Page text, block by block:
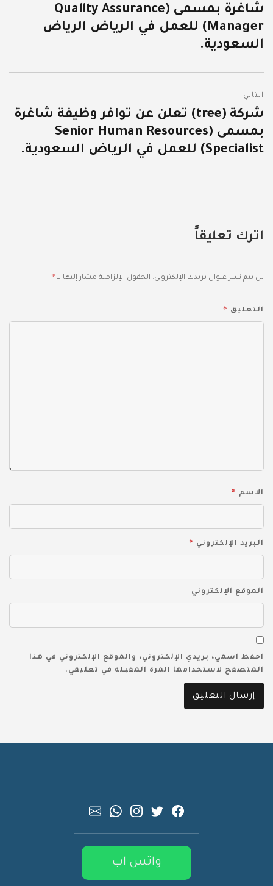
السابقة:
شاغرة بمسمى (Quality Assurance
Manager) للعمل في الرياض الرياض
السعودية.
التالي
المقالة
التالية:
شركة (tree) تعلن عن توافر وظيفة شاغرة
بمسمى (Senior Human Resources
Specialist) للعمل في الرياض السعودية.
اترك تعليقاً
لن يتم نشر عنوان بريدك الإلكتروني. الحقول الإلزامية مشار إليها بـ *
التعليق *
الاسم *
البريد الإلكتروني *
الموقع الإلكتروني
احفظ اسمي، بريدي الإلكتروني، والموقع الإلكتروني في هذا
المتصفح لاستخدامها المرة المقبلة في تعليقي.
واتس اب